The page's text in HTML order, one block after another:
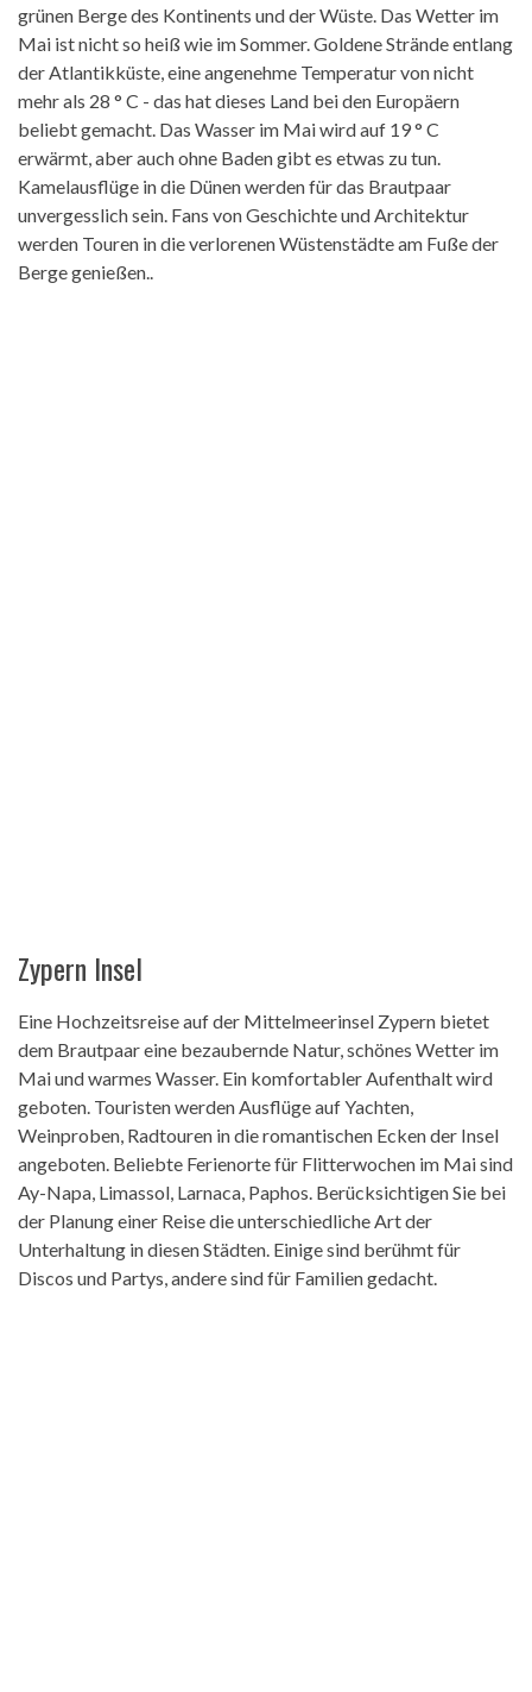
grünen Berge des Kontinents und der Wüste. Das Wetter im
Mai ist nicht so heiß wie im Sommer. Goldene Strände entlang
der Atlantikküste, eine angenehme Temperatur von nicht
mehr als 28 ° C - das hat dieses Land bei den Europäern
beliebt gemacht. Das Wasser im Mai wird auf 19 ° C
erwärmt, aber auch ohne Baden gibt es etwas zu tun.
Kamelausflüge in die Dünen werden für das Brautpaar
unvergesslich sein. Fans von Geschichte und Architektur
werden Touren in die verlorenen Wüstenstädte am Fuße der
Berge genießen..
Zypern Insel
Eine Hochzeitsreise auf der Mittelmeerinsel Zypern bietet
dem Brautpaar eine bezaubernde Natur, schönes Wetter im
Mai und warmes Wasser. Ein komfortabler Aufenthalt wird
geboten. Touristen werden Ausflüge auf Yachten,
Weinproben, Radtouren in die romantischen Ecken der Insel
angeboten. Beliebte Ferienorte für Flitterwochen im Mai sind
Ay-Napa, Limassol, Larnaca, Paphos. Berücksichtigen Sie bei
der Planung einer Reise die unterschiedliche Art der
Unterhaltung in diesen Städten. Einige sind berühmt für
Discos und Partys, andere sind für Familien gedacht.